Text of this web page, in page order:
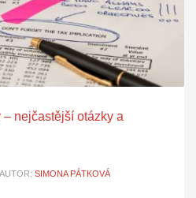
nejčastější otázky a
AUTOR: SIMONA PÁTKOVÁ